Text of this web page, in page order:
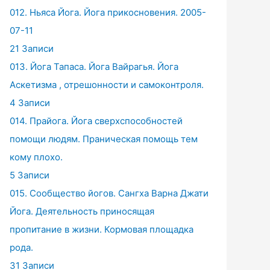
012. Ньяса Йога. Йога прикосновения. 2005-
07-11
21 Записи
013. Йога Тапаса. Йога Вайрагья. Йога
Аскетизма , отрешонности и самоконтроля.
4 Записи
014. Прайога. Йога сверхспособностей
помощи людям. Праническая помощь тем
кому плохо.
5 Записи
015. Сообщество йогов. Сангха Варна Джати
Йога. Деятельность приносящая
пропитание в жизни. Кормовая площадка
рода.
31 Записи